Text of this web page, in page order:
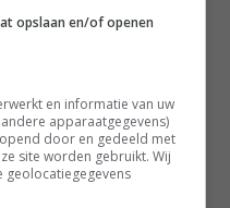
Albertini Dow,
Taylor,Heather
,Aemilia Robinson.
opslaan en/of openen
en informatie van uw
apparaatgegevens)
door en gedeeld met
site worden gebruikt. Wij
geolocatiegegevens